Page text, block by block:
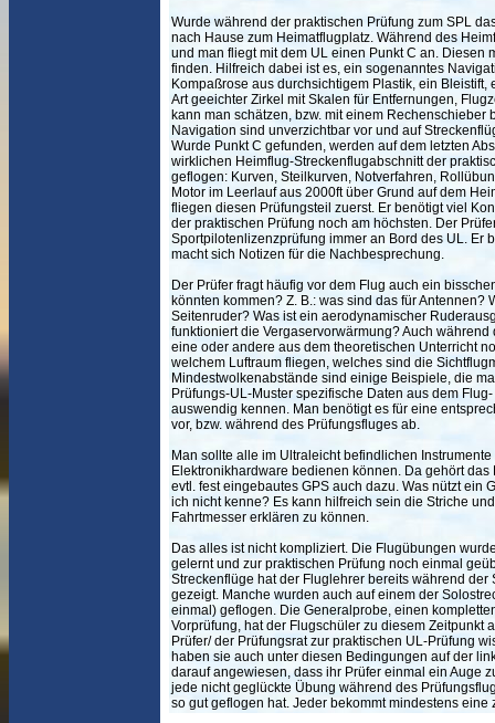
Wurde während der praktischen Prüfung zum SPL
nach Hause zum Heimatflugplatz. Während des
und man fliegt mit dem UL einen Punkt C an. Diesen
finden. Hilfreich dabei ist es, ein sogenanntes
Kompaßrose aus durchsichtigem Plastik, ein
Art geeichter Zirkel mit Skalen für Entfernungen,
kann man schätzen, bzw. mit einem Rechenschieber
Navigation sind unverzichtbar vor und auf
Wurde Punkt C gefunden, werden auf dem letzten
wirklichen Heimflug-Streckenflugabschnitt der
geflogen: Kurven, Steilkurven, Notverfahren,
Motor im Leerlauf aus 2000ft über Grund auf dem
fliegen diesen Prüfungsteil zuerst. Er benötigt viel
der praktischen Prüfung noch am höchsten. Der
Sportpilotenlizenzprüfung immer an Bord des UL. Er
macht sich Notizen für die Nachbesprechung.
Der Prüfer fragt häufig vor dem Flug auch ein
könnten kommen? Z. B.: was sind das für Antennen?
Seitenruder? Was ist ein aerodynamischer
funktioniert die Vergaservorwärmung? Auch
eine oder andere aus dem theoretischen Unterricht
welchem Luftraum fliegen, welches sind die
Mindestwolkenabstände sind einige Beispiele, die
Prüfungs-UL-Muster spezifische Daten aus dem
auswendig kennen. Man benötigt es für eine
vor, bzw. während des Prüfungsfluges ab.
Man sollte alle im Ultraleicht befindlichen
Elektronikhardware bedienen können. Da gehört
evtl. fest eingebautes GPS auch dazu. Was nützt ein
ich nicht kenne? Es kann hilfreich sein die Striche
Fahrtmesser erklären zu können.
Das alles ist nicht kompliziert. Die Flugübungen
gelernt und zur praktischen Prüfung noch einmal
Streckenflüge hat der Fluglehrer bereits während
gezeigt. Manche wurden auch auf einem der
einmal) geflogen. Die Generalprobe, einen
Vorprüfung, hat der Flugschüler zu diesem Zeitpunkt
Prüfer/ der Prüfungsrat zur praktischen UL-Prüfung
haben sie auch unter diesen Bedingungen auf der
darauf angewiesen, dass ihr Prüfer einmal ein Auge
jede nicht geglückte Übung während des
so gut geflogen hat. Jeder bekommt mindestens eine